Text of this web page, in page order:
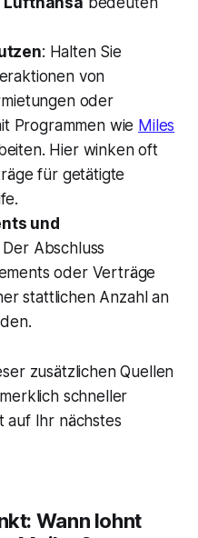
: Halten Sie
von
oder
Programmen wie Miles
Hier winken oft
für getätigte
und
Der Abschluss
oder Verträge
stattlichen Anzahl an
zusätzlichen Quellen
schneller
auf Ihr nächstes
Wann lohnt